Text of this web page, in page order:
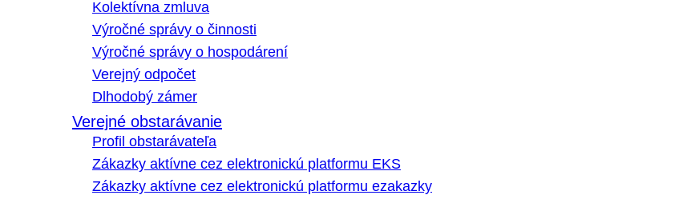
Kolektívna zmluva
Výročné správy o činnosti
Výročné správy o hospodárení
Verejný odpočet
Dlhodobý zámer
Verejné obstarávanie
Profil obstarávateľa
Zákazky aktívne cez elektronickú platformu EKS
Zákazky aktívne cez elektronickú platformu ezakazky